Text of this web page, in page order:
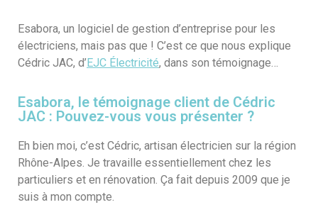
Esabora, un logiciel de gestion d’entreprise pour les
électriciens, mais pas que ! C’est ce que nous explique
Cédric JAC, d’ EJC Électricité, dans son témoignage…
Esabora, le témoignage client de Cédric
JAC : Pouvez-vous vous présenter ?
Eh bien moi, c’est Cédric, artisan électricien sur la région
Rhône-Alpes. Je travaille essentiellement chez les
particuliers et en rénovation. Ça fait depuis 2009 que je
suis à mon compte.